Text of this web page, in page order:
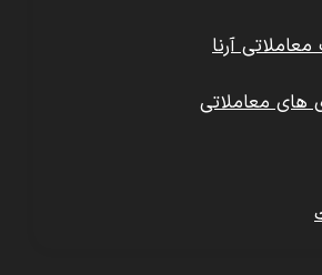
آرنا
های معاملاتی